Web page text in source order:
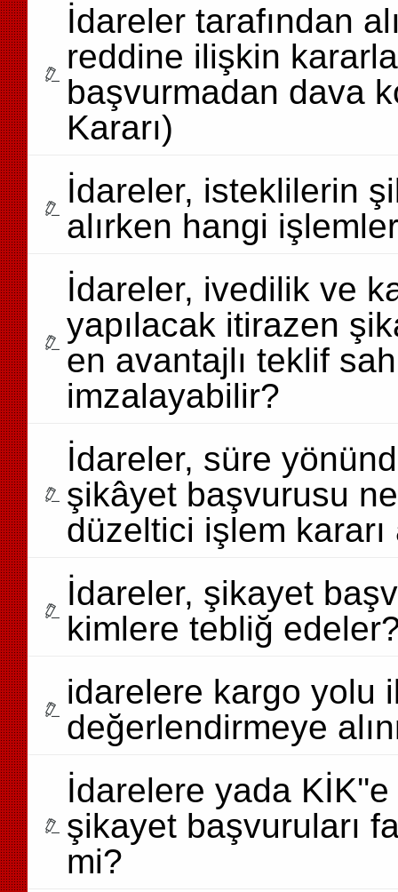
İdareler tarafından
reddine ilişkin
başvurmadan dava
Kararı)
İdareler, isteklilerin
alırken hangi
İdareler, ivedilik ve
yapılacak itirazen
en avantajlı teklif
imzalayabilir?
İdareler, süre
şikâyet başvurusu
düzeltici işlem
İdareler, şikayet
kimlere tebliğ
idarelere kargo yolu
değerlendirmeye
İdarelere yada
şikayet başvuruları
mi?